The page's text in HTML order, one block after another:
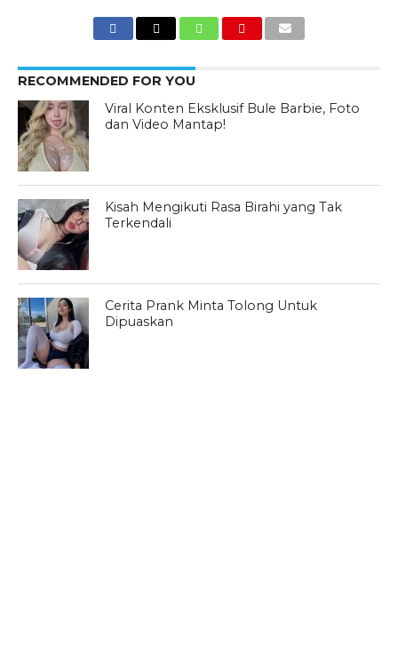
RECOMMENDED FOR YOU
Viral Konten Eksklusif Bule Barbie, Foto
dan Video Mantap!
Kisah Mengikuti Rasa Birahi yang Tak
Terkendali
Cerita Prank Minta Tolong Untuk
Dipuaskan